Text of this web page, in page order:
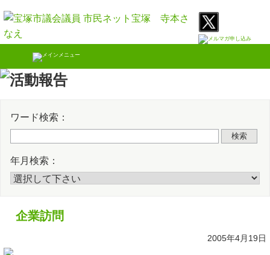
to
content
ワード検索：
検索
年月検索：
企業訪問
2005年4月19日